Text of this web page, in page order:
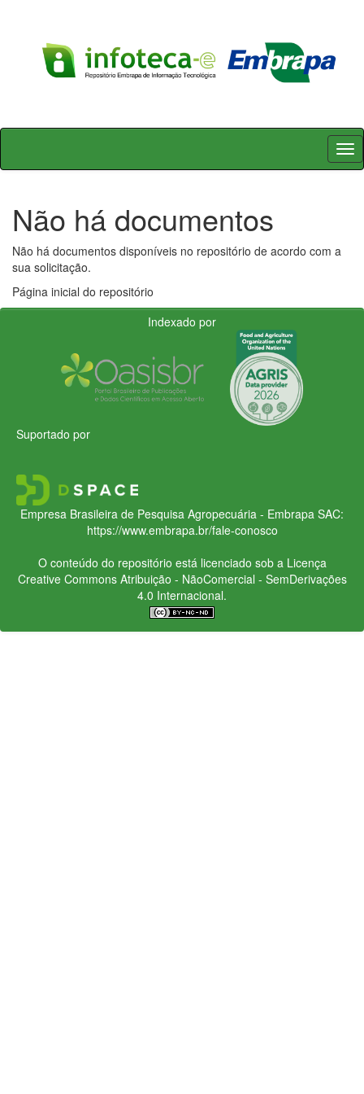
Skip
Não há documentos
Não há documentos disponíveis no repositório de acordo com a
sua solicitação.
Página inicial do repositório
Indexado por
Suportado por
Empresa Brasileira de Pesquisa Agropecuária - Embrapa SAC:
https://www.embrapa.br/fale-conosco
O conteúdo do repositório está licenciado sob a Licença
Creative CommonsAtribuição - NãoComercial - SemDerivações
4.0 Internacional.